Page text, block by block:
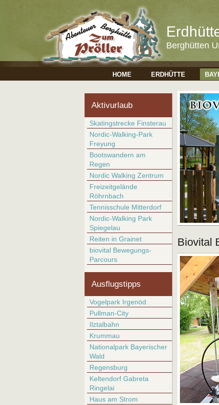
Berghütten
HOME ERDHÜTTE
Aktivurlaub
Skatingstrecke Finsterau
Nordic-Walking-Park
Freyung
Bootswandern am
Regen
Nordic Walking Zentrum
Freizeitgelände
Röhrnbach
Tennisschule Mitterdorf
Nordic-Walking Park
Spiegelau
Reiten in Grainet
biovital Bewegungs-
Parcours
Ausflugstipps
Vogelpark Irgenöd
Pullman-City
Ilztalbahn
Krummau
Nationalpark Bayerischer
Wald
Regensburg
Keltendorf Gabreta
Ringelai
Haus am Strom
Biovital